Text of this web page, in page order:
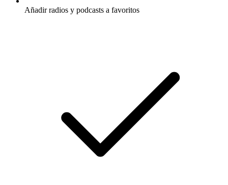
Añadir radios y podcasts a favoritos